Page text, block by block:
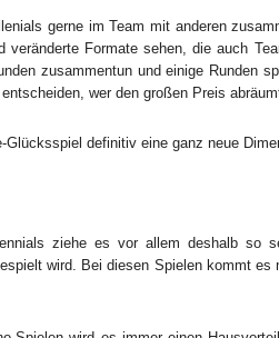
gerne im Team mit anderen
veränderte Formate sehen, die auch
zusammentun und einige Runden
wer den großen Preis
Glücksspiel definitiv eine ganz neue
ziehe es vor allem deshalb so
wird. Bei diesen Spielen kommt es